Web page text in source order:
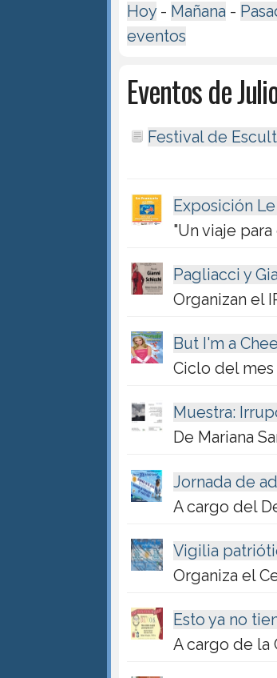
Hoy - Mañana -
eventos
Eventos de
Festival de
Exposición
"Un viaje
Pagliacci y
Organizan el
But I'm a
Ciclo del mes
Muestra:
De Mariana
Jornada de
A cargo del
Vigilia
Organiza el
Esto ya no
A cargo de la